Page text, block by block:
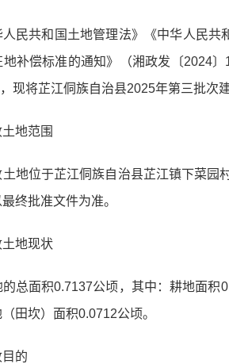
民共和国土地管理法》《中华人民
补偿标准的通知》（湘政发〔2024
，现将芷江侗族自治县2025年第三批
地范围
地位于芷江侗族自治县芷江镇下菜园
终批准文件为准。
地现状
总面积0.7137公顷，其中：耕地面
田坎）面积0.0712公顷。
的